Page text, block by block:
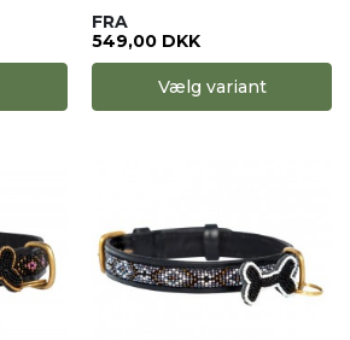
FRA
549,00 DKK
Vælg variant